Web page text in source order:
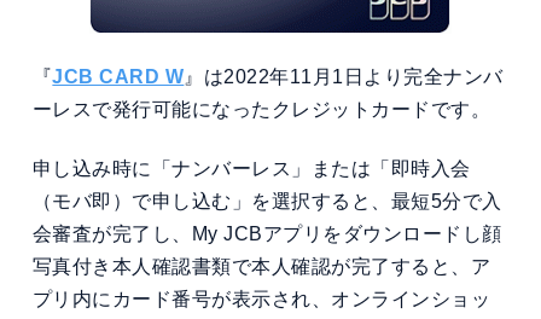
『JCB CARD W 』は2022年11月1日より完全ナンバ
ーレスで発行可能になったクレジットカードです。
申し込み時に「ナンバーレス」または「即時入会
（モバ即）で申し込む」を選択すると、最短5分で入
会審査が完了し、My JCBアプリをダウンロードし顔
写真付き本人確認書類で本人確認が完了すると、ア
プリ内にカード番号が表示され、オンラインショッ